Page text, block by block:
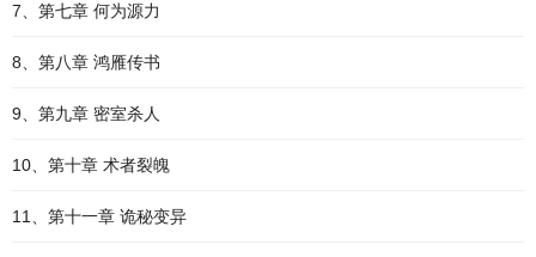
7、第七章 何为源力
8、第八章 鸿雁传书
9、第九章 密室杀人
10、第十章 术者裂魄
11、第十一章 诡秘变异